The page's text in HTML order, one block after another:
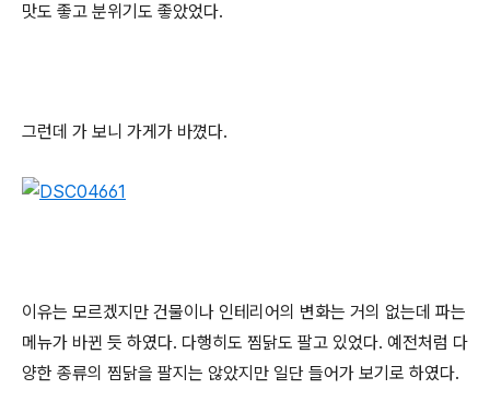
맛도 좋고 분위기도 좋았었다.
그런데 가 보니 가게가 바꼈다.
이유는 모르겠지만 건물이나 인테리어의 변화는 거의 없는데 파는
메뉴가 바뀐 듯 하였다. 다행히도 찜닭도 팔고 있었다. 예전처럼 다
양한 종류의 찜닭을 팔지는 않았지만 일단 들어가 보기로 하였다.